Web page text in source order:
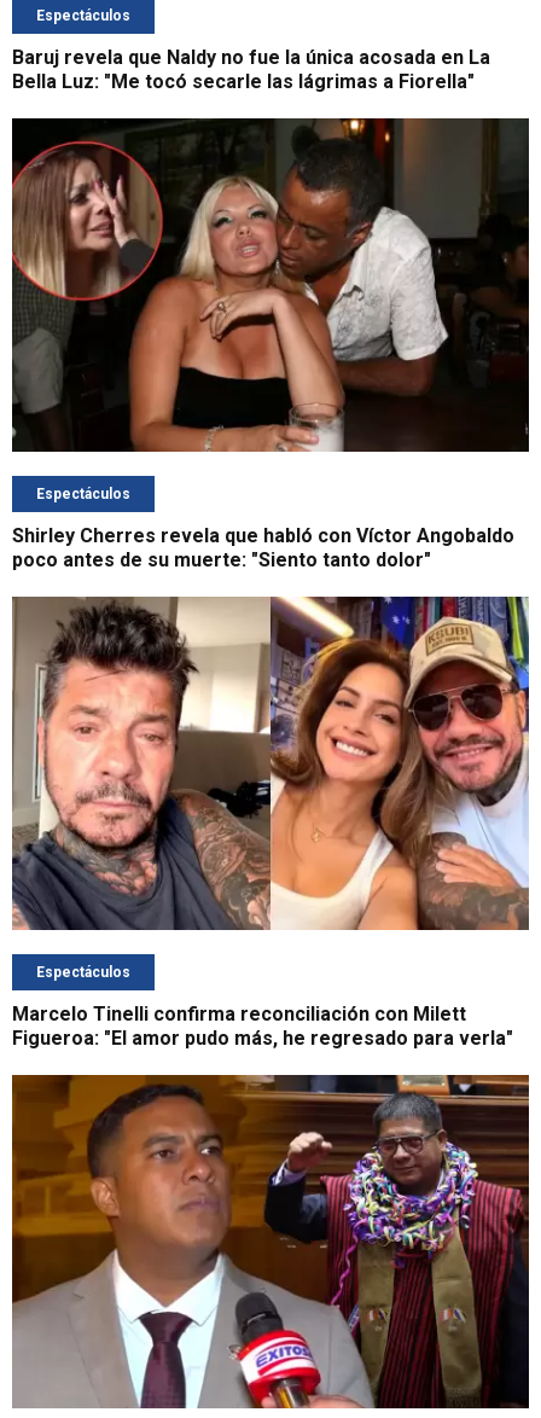
Espectáculos
Baruj revela que Naldy no fue la única acosada en La
Bella Luz: "Me tocó secarle las lágrimas a Fiorella"
Espectáculos
Shirley Cherres revela que habló con Víctor Angobaldo
poco antes de su muerte: "Siento tanto dolor"
Espectáculos
Marcelo Tinelli confirma reconciliación con Milett
Figueroa: "El amor pudo más, he regresado para verla"